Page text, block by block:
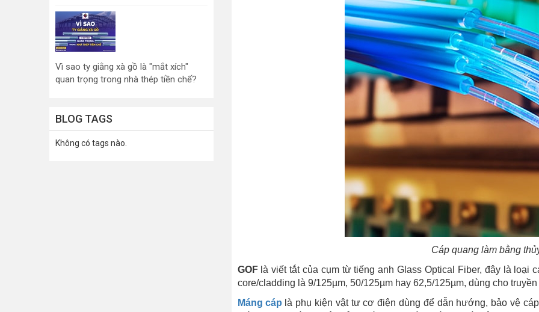
Cáp quang làm bằng
GOFlà viết tắt của cụm từ tiếng anh Glass Optical Fiber, đây là loại
core/cladding là 9/125µm, 50/125µm hay 62,5/125µm, dùng cho
Máng cáp là phụ kiện vật tư cơ điện dùng để dẫn hướng, bảo vệ
Vì sao ty giằng xà gồ là "mắt xích"
quan trọng trong nhà thép tiền chế?
BLOG TAGS
Không có tags nào.